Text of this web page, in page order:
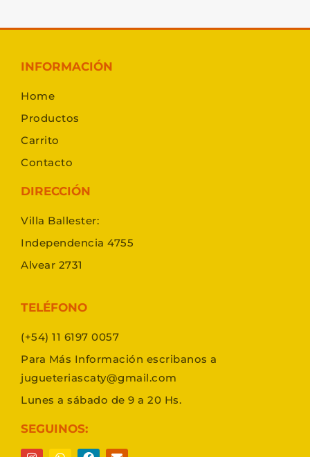
INFORMACIÓN
Home
Productos
Carrito
Contacto
DIRECCIÓN
Villa Ballester:
Independencia 4755
Alvear 2731
TELÉFONO
(+54) 11 6197 0057
Para Más Información escribanos a
jugueteriascaty@gmail.com
Lunes a sábado de 9 a 20 Hs.
SEGUINOS: